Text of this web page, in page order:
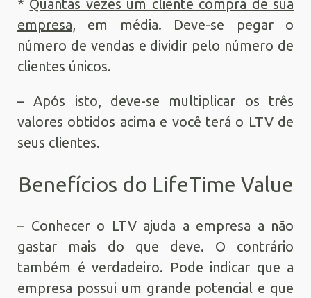
* Quantas vezes um cliente compra de sua
empresa, em média. Deve-se pegar o
número de vendas e dividir pelo número de
clientes únicos.
– Após isto, deve-se multiplicar os três
valores obtidos acima e você terá o LTV de
seus clientes.
Benefícios do LifeTime Value
– Conhecer o LTV ajuda a empresa a não
gastar mais do que deve. O contrário
também é verdadeiro. Pode indicar que a
empresa possui um grande potencial e que